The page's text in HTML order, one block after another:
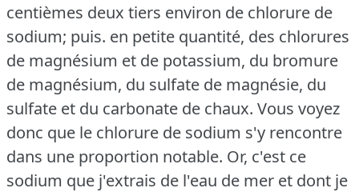
centièmes deux tiers environ de chlorure de
sodium; puis. en petite quantité, des chlorures
de magnésium et de potassium, du bromure
de magnésium, du sulfate de magnésie, du
sulfate et du carbonate de chaux. Vous voyez
donc que le chlorure de sodium s'y rencontre
dans une proportion notable. Or, c'est ce
sodium que j'extrais de l'eau de mer et dont je